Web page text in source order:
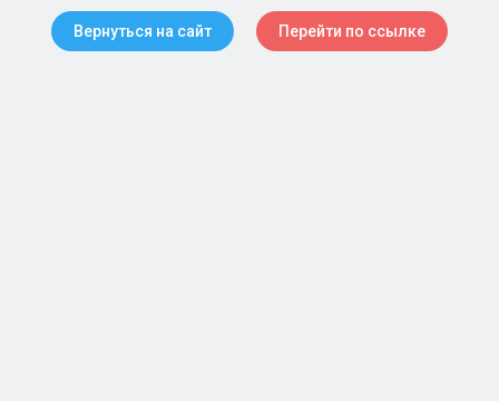
Вернуться на сайт Перейти по ссылке